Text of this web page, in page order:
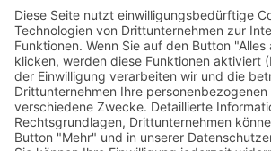
Zahlungsmöglichkeiten: